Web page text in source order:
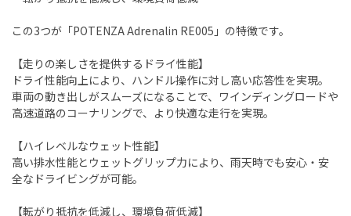
この3つが「POTENZA Adrenalin RE005」の特徴です。
【走りの楽しさを提供するドライ性能】
ドライ性能向上により、ハンドル操作に対し高い応答性を実現。
車両の動き出しがスムーズになることで、ワインディングロードや
高速道路のコーナリングで、より快適な走行を実現。
【ハイレベルなウェット性能】
高い排水性能とウェットグリップ力により、雨天時でも安心・安
全なドライビングが可能。
【転がり抵抗を低減し、環境負荷低減】